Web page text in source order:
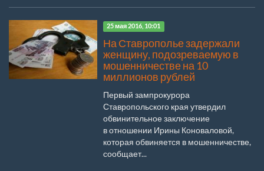
25 мая 2016, 10:01
На Ставрополье задержали
женщину, подозреваемую в
мошенничестве на 10
миллионов рублей
Первый зампрокурора
Ставропольского края утвердил
обвинительное заключение
в отношении Ирины Коноваловой,
которая обвиняется в мошенничестве,
сообщает...